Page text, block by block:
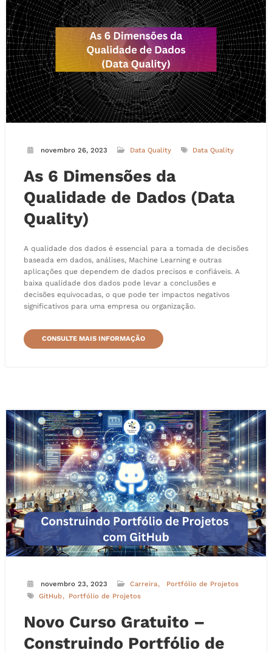
novembro 26, 2023 Data Quality Data Quality
As 6 Dimensões da
Qualidade de Dados (Data
Quality)
A qualidade dos dados é essencial para a tomada de decisões
baseada em dados, análises, Machine Learning e outras
aplicações que dependem de dados precisos e confiáveis. A
baixa qualidade dos dados pode levar a conclusões e
decisões equivocadas, o que pode ter impactos negativos
significativos para uma empresa ou organização.
CONSULTE MAIS INFORMAÇÃO
novembro 23, 2023 Carreira
Portfólio de Projetos
GitHub
Portfólio de Projetos
Novo Curso Gratuito –
Construindo Portfólio de